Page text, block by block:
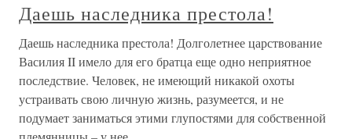
Даешь наследника престола!
Даешь наследника престола! Долголетнее царствование
Василия II имело для его братца еще одно неприятное
последствие. Человек, не имеющий никакой охоты
устраивать свою личную жизнь, разумеется, и не
подумает заниматься этими глупостями для собственной